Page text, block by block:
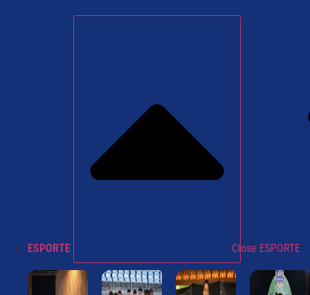
ESPORTE Close ESPORTE